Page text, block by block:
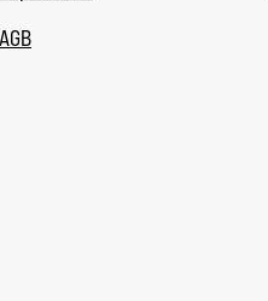
AGB